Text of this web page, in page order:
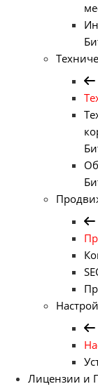
Лицензии и